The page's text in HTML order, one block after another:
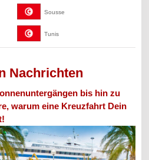
Sousse
Tunis
Nachrichten
bis hin zu
warum eine Kreuzfahrt Dein